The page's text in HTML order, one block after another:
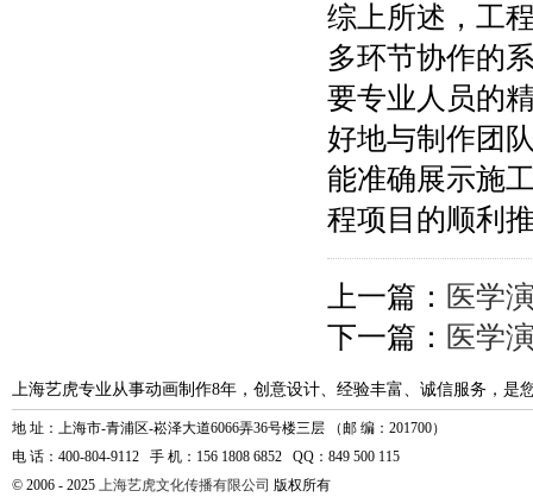
综上所述，工
多环节协作的
要专业人员的
好地与制作团
能准确展示施
程项目的顺利
上一篇： 医学
下一篇： 医学
上海艺虎专业从事动画制作8年，创意设计、经验丰富、诚信服务，是
地 址：上海市-青浦区-崧泽大道6066弄36号楼三层 （邮 编：201700）
电 话：400-804-9112 手 机：156 1808 6852 QQ：849 500 115
© 2006 - 2025 上海艺虎文化传播有限公司 版权所有